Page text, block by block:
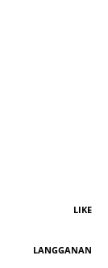
LIKE
LANGGANAN